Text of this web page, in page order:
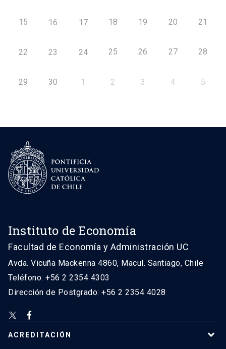
15 16 17 18 19 20 21
22 23 24 25 26 27 28
29 30 1 2 3 4 5
Instituto de Economía
Facultad de Economía y Administración UC
Avda. Vicuña Mackenna 4860, Macul. Santiago, Chile
Teléfono: +56 2 2354 4303
Dirección de Postgrado: +56 2 2354 4028
ACREDITACIÓN